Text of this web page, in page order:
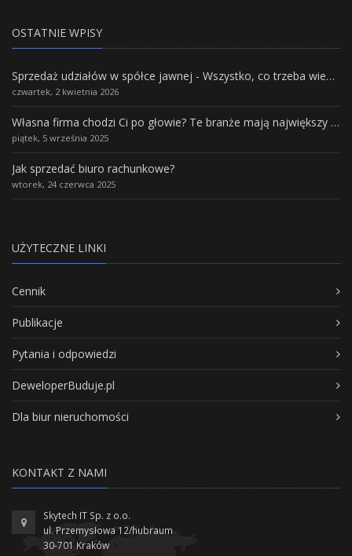
OSTATNIE WPISY
Sprzedaż udziałów w spółce jawnej - Wszystko, co trzeba wiedzieć.
czwartek, 2 kwietnia 2026
Własna firma chodzi Ci po głowie? Te branże mają największy potencjał rozwoju
piątek, 5 września 2025
Jak sprzedać biuro rachunkowe?
wtorek, 24 czerwca 2025
UŻYTECZNE LINKI
Cennik
Publikacje
Pytania i odpowiedzi
DeweloperBuduje.pl
Dla biur nieruchomości
KONTAKT Z NAMI
Skytech IT Sp. z o.o.
ul. Przemysłowa 12/hubraum
30-701 Kraków